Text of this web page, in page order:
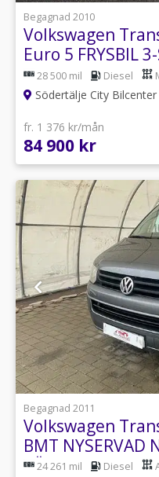
Begagnad 2010
Volkswagen
Euro 5 FRYSBIL
28 500 mil Diesel
Södertälje City Bilcenter
fr. 1 376 kr/mån
84 900 kr
Begagnad 2011
Volkswagen
BMT NYSERVAD
VÄRM S+V
24 261 mil Diesel